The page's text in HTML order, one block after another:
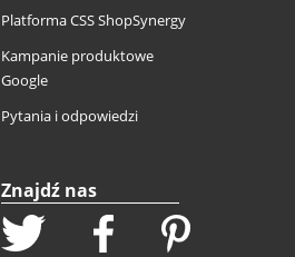
Platforma CSS ShopSynergy
Kampanie produktowe
Google
Pytania i odpowiedzi
Znajdź nas